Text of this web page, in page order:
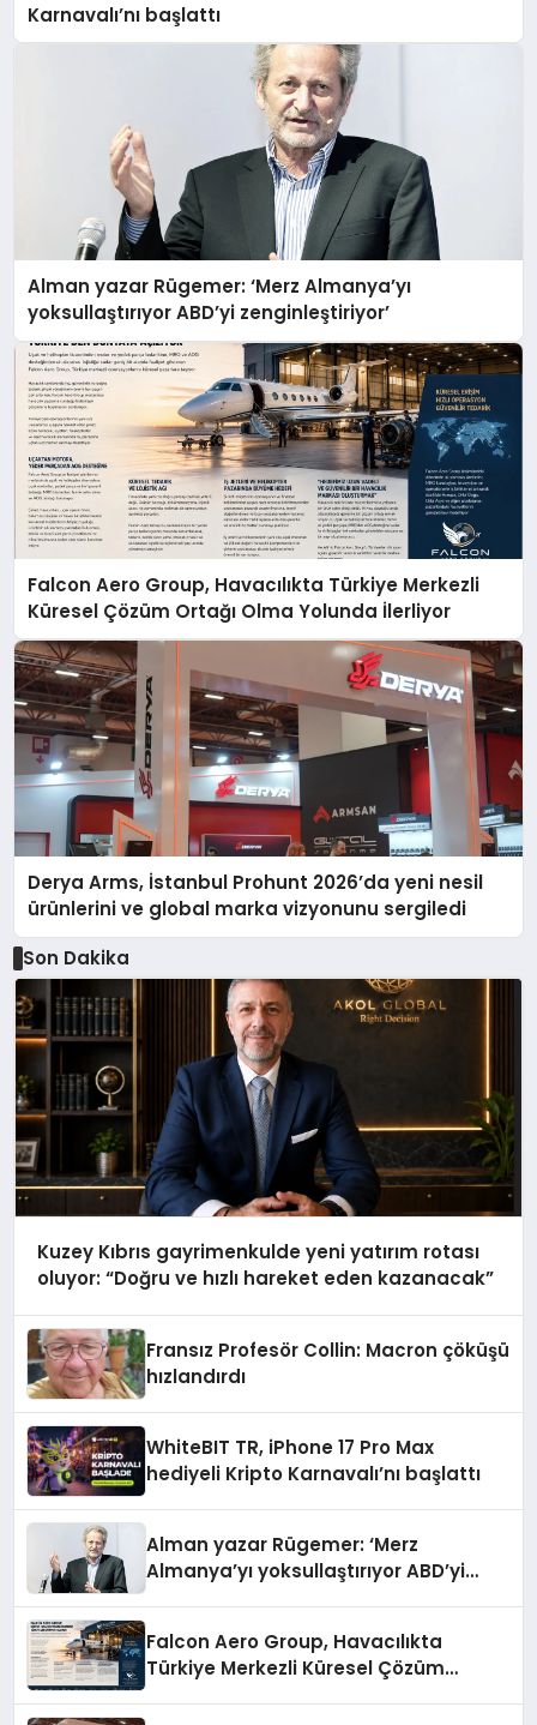
Karnavalı’nı başlattı
Alman yazar Rügemer: ‘Merz Almanya’yı
yoksullaştırıyor ABD’yi zenginleştiriyor’
Falcon Aero Group, Havacılıkta Türkiye Merkezli
Küresel Çözüm Ortağı Olma Yolunda İlerliyor
Derya Arms, İstanbul Prohunt 2026’da yeni nesil
ürünlerini ve global marka vizyonunu sergiledi
Son Dakika
Kuzey Kıbrıs gayrimenkulde yeni yatırım rotası
oluyor: “Doğru ve hızlı hareket eden kazanacak”
Fransız Profesör Collin: Macron çöküşü
hızlandırdı
WhiteBIT TR, iPhone 17 Pro Max
hediyeli Kripto Karnavalı’nı başlattı
Alman yazar Rügemer: ‘Merz
Almanya’yı yoksullaştırıyor ABD’yi
Falcon Aero Group, Havacılıkta
Türkiye Merkezli Küresel Çözüm